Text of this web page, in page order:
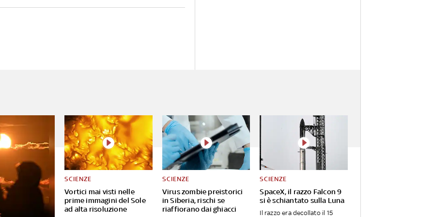
Vortici mai visti nelle
prime immagini del Sole
ad alta risoluzione
SCIENZE
Virus zombie preistorici
in Siberia, rischi se
riaffiorano dai ghiacci
SCIENZE
SpaceX, il razzo Falcon 9
si è schiantato sulla Luna
SCIENZE
Il razzo era decollato il 15